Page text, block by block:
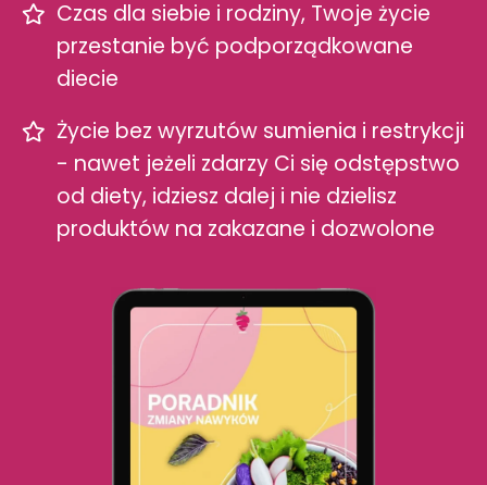
Czas dla siebie i rodziny, Twoje życie
przestanie być podporządkowane
diecie
Życie bez wyrzutów sumienia i restrykcji
- nawet jeżeli zdarzy Ci się odstępstwo
od diety, idziesz dalej i nie dzielisz
produktów na zakazane i dozwolone